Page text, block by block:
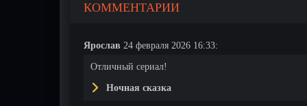
КОММЕНТАРИИ
Ярослав 24 февраля 2026 16:33:
Отличный сериал!
Ночная сказка